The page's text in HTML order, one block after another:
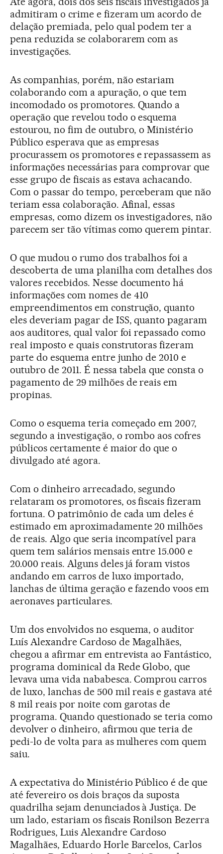
admitiram o crime e fizeram um acordo de
delação premiada, pelo qual podem ter a
pena reduzida se colaborarem com as
investigações.
As companhias, porém, não estariam
colaborando com a apuração, o que tem
incomodado os promotores. Quando a
operação que revelou todo o esquema
estourou, no fim de outubro, o Ministério
Público esperava que as empresas
procurassem os promotores e repassassem as
informações necessárias para comprovar que
esse grupo de fiscais as estava achacando.
Com o passar do tempo, perceberam que não
teriam essa colaboração. Afinal, essas
empresas, como dizem os investigadores, não
parecem ser tão vítimas como querem pintar.
O que mudou o rumo dos trabalhos foi a
descoberta de uma planilha com detalhes dos
valores recebidos. Nesse documento há
informações com nomes de 410
empreendimentos em construção, quanto
eles deveriam pagar de ISS, quanto pagaram
aos auditores, qual valor foi repassado como
real imposto e quais construtoras fizeram
parte do esquema entre junho de 2010 e
outubro de 2011. É nessa tabela que consta o
pagamento de 29 milhões de reais em
propinas.
Como o esquema teria começado em 2007,
segundo a investigação, o rombo aos cofres
públicos certamente é maior do que o
divulgado até agora.
Com o dinheiro arrecadado, segundo
relataram os promotores, os fiscais fizeram
fortuna. O patrimônio de cada um deles é
estimado em aproximadamente 20 milhões
de reais. Algo que seria incompatível para
quem tem salários mensais entre 15.000 e
20.000 reais. Alguns deles já foram vistos
andando em carros de luxo importado,
lanchas de última geração e fazendo voos em
aeronaves particulares.
Um dos envolvidos no esquema, o auditor
Luís Alexandre Cardoso de Magalhães,
chegou a afirmar em entrevista ao Fantástico,
programa dominical da Rede Globo, que
levava uma vida nababesca. Comprou carros
de luxo, lanchas de 500 mil reais e gastava até
8 mil reais por noite com garotas de
programa. Quando questionado se teria como
devolver o dinheiro, afirmou que teria de
pedi-lo de volta para as mulheres com quem
saiu.
A expectativa do Ministério Público é de que
até fevereiro os dois braços da suposta
quadrilha sejam denunciados à Justiça. De
um lado, estariam os fiscais Ronilson Bezerra
Rodrigues, Luis Alexandre Cardoso
Magalhães, Eduardo Horle Barcelos, Carlos